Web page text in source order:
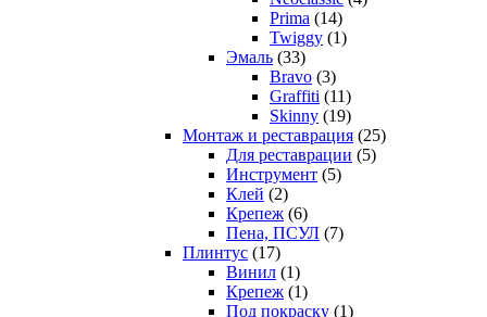
Prima (14)
Twiggy (1)
Эмаль (33)
Bravo (3)
Graffiti (11)
Skinny (19)
Монтаж и реставрация (25)
Для реставрации (5)
Инструмент (5)
Клей (2)
Крепеж (6)
Пена, ПСУЛ (7)
Плинтус (17)
Винил (1)
Крепеж (1)
Под покраску (1)